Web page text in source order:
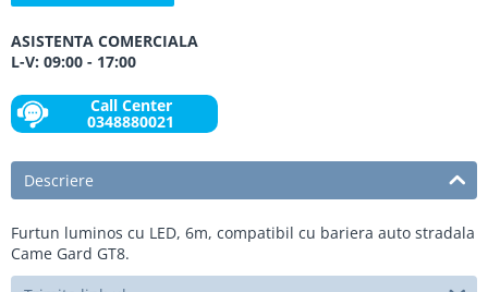
ASISTENTA COMERCIALA
L-V: 09:00 - 17:00
Call Center
0348880021
Descriere
Furtun luminos cu LED, 6m, compatibil cu bariera auto stradala
Came Gard GT8.